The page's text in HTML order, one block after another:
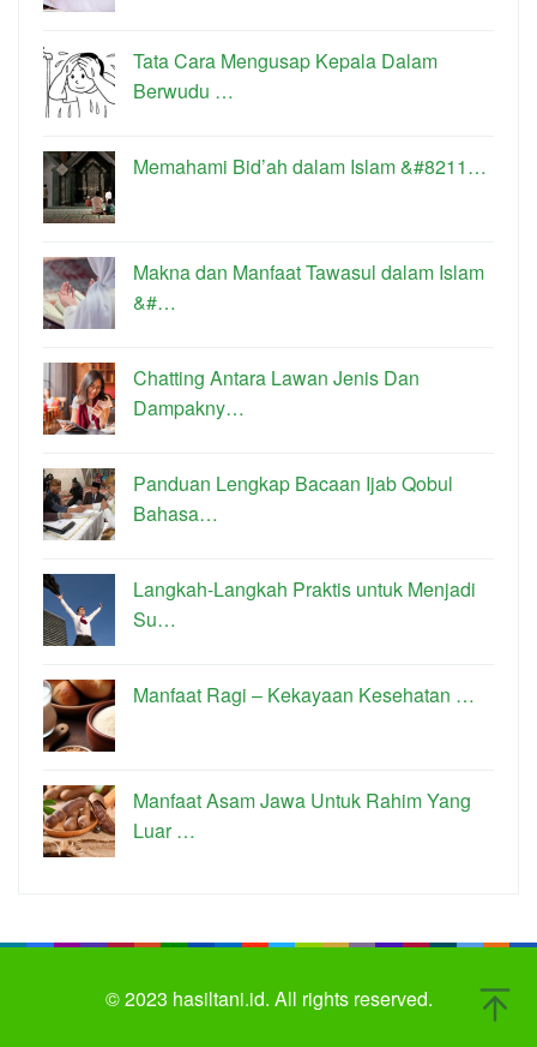
Tata Cara Mengusap Kepala Dalam
Berwudu …
Memahami Bid’ah dalam Islam &#8211…
Makna dan Manfaat Tawasul dalam Islam
&#…
Chatting Antara Lawan Jenis Dan
Dampakny…
Panduan Lengkap Bacaan Ijab Qobul
Bahasa…
Langkah-Langkah Praktis untuk Menjadi
Su…
Manfaat Ragi – Kekayaan Kesehatan …
Manfaat Asam Jawa Untuk Rahim Yang
Luar …
© 2023 hasiltani.id. All rights reserved.